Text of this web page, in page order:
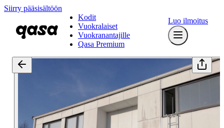
Siirry pääsisältöön
Kodit
Vuokralaiset
Vuokranantajille
Qasa Premium
Luo ilmoitus